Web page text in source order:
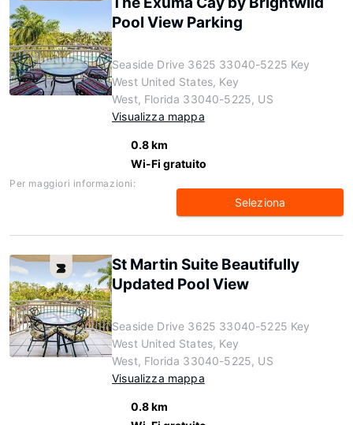
Pool View Parking
Seaside Drive 3625 33040-5225 Key
West United States, Key
West, Florida 33040-5225, US
Visualizza mappa
0.8 km
Wi-Fi gratuito
Per maggiori informazioni:
Seleziona
St Martin Suite Beautifully
Updated Pool View
Seaside Drive 3625 33040-5225 Key
West United States, Key
West, Florida 33040-5225, US
Visualizza mappa
0.8 km